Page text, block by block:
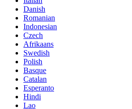
Danish
Romanian
Indonesian
Czech
Afrikaans
Swedish
Polish
Basque
Catalan
Esperanto
Hindi
Lao